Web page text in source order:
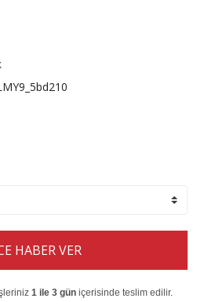
HABER VER
1 ile 3 gün içerisinde teslim edilir.